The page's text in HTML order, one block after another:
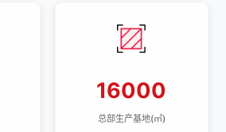
总部生产基地(㎡)
16000